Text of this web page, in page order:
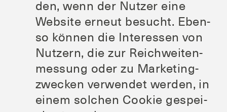
den, wenn der Nut­zer eine
Web­site erneut besucht. Eben­
so kön­nen die Inter­es­sen von
Nut­zern, die zur Reich­wei­ten­
mes­sung oder zu Mar­ke­ting­
zwe­cken ver­wen­det wer­den, in
einem sol­chen Coo­kie gespei­